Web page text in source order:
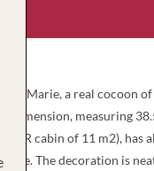
Marie, a real cocoon
dimension, measuring
cabin of 11 m2), has
The decoration is